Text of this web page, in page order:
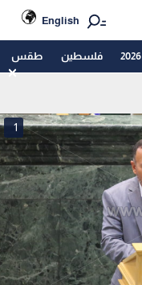
English
فلسطين طقس
1